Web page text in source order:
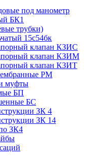
под манометр
БК1
трубки)
15с54бк
клапан КЗИС
клапан КЗИМ
клапан КЗИТ
РМ
муфты
БП
БС
ЗК 4
ЗК 14
ЗК4